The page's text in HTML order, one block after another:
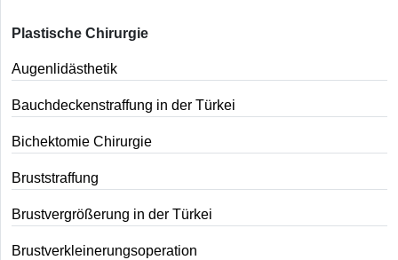
Plastische Chirurgie
Augenlidästhetik
Bauchdeckenstraffung in der Türkei
Bichektomie Chirurgie
Bruststraffung
Brustvergrößerung in der Türkei
Brustverkleinerungsoperation